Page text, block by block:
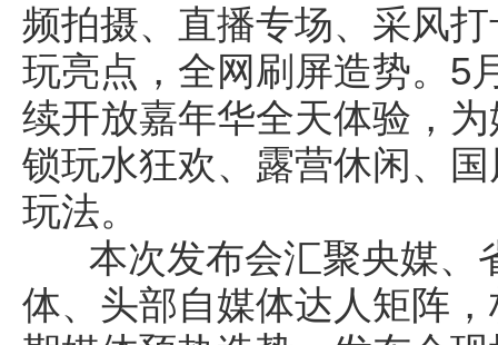
频拍摄、直播专场、采风
玩亮点，全网刷屏造势。5
续开放嘉年华全天体验，
锁玩水狂欢、露营休闲、
玩法。
本次发布会汇聚央媒、
体、头部自媒体达人矩阵